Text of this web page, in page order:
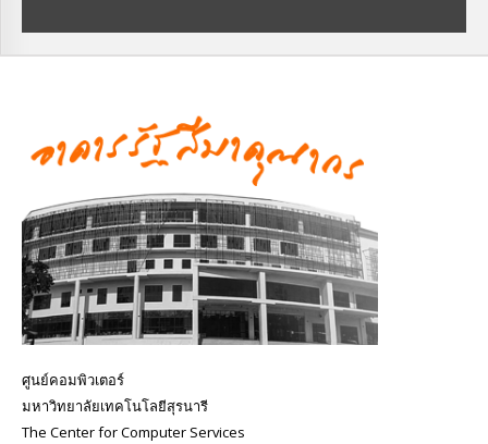
ศูนย์คอมพิวเตอร์
มหาวิทยาลัยเทคโนโลยีสุรนารี
The Center for Computer Services